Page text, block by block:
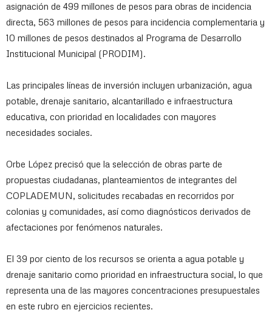
asignación de 499 millones de pesos para obras de incidencia
directa, 563 millones de pesos para incidencia complementaria y
10 millones de pesos destinados al Programa de Desarrollo
Institucional Municipal (PRODIM).
Las principales líneas de inversión incluyen urbanización, agua
potable, drenaje sanitario, alcantarillado e infraestructura
educativa, con prioridad en localidades con mayores
necesidades sociales.
Orbe López precisó que la selección de obras parte de
propuestas ciudadanas, planteamientos de integrantes del
COPLADEMUN, solicitudes recabadas en recorridos por
colonias y comunidades, así como diagnósticos derivados de
afectaciones por fenómenos naturales.
El 39 por ciento de los recursos se orienta a agua potable y
drenaje sanitario como prioridad en infraestructura social, lo que
representa una de las mayores concentraciones presupuestales
en este rubro en ejercicios recientes.